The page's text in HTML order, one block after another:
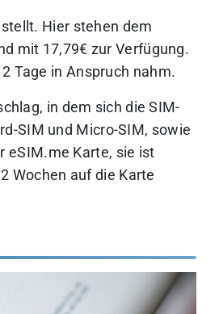
Hier stehen dem
mit 17,79€ zur Verfügung.
Tage in Anspruch nahm.
in dem sich die SIM-
SIM und Micro-SIM, sowie
eSIM.me Karte, sie ist
Wochen auf die Karte